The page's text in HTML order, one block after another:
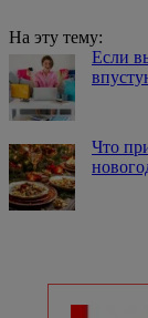
На эту тему:
Если
Что